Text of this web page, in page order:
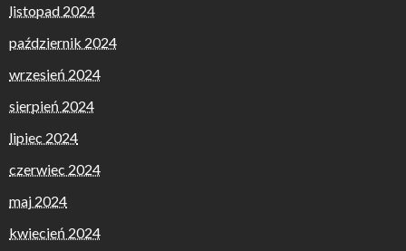
listopad 2024
październik 2024
wrzesień 2024
sierpień 2024
lipiec 2024
czerwiec 2024
maj 2024
kwiecień 2024